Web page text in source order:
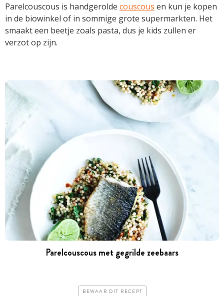
Parelcouscous is handgerolde couscous en kun je kopen
in de biowinkel of in sommige grote supermarkten. Het
smaakt een beetje zoals pasta, dus je kids zullen er
verzot op zijn.
Parelcouscous met gegrilde zeebaars
BEWAAR DIT RECEPT